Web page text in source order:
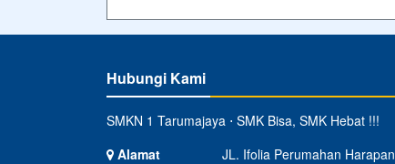
Hubungi Kami
SMKN 1 Tarumajaya ⋅ SMK Bisa, SMK Hebat !!!
Alamat
JL. Ifolia Perumahan Harapan